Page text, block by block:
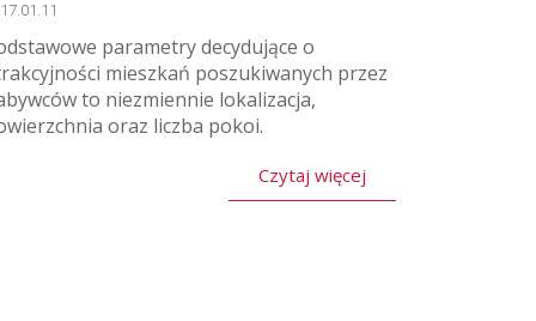
parametry decydujące o
mieszkań poszukiwanych przez
to niezmiennie lokalizacja,
oraz liczba pokoi.
Czytaj więcej